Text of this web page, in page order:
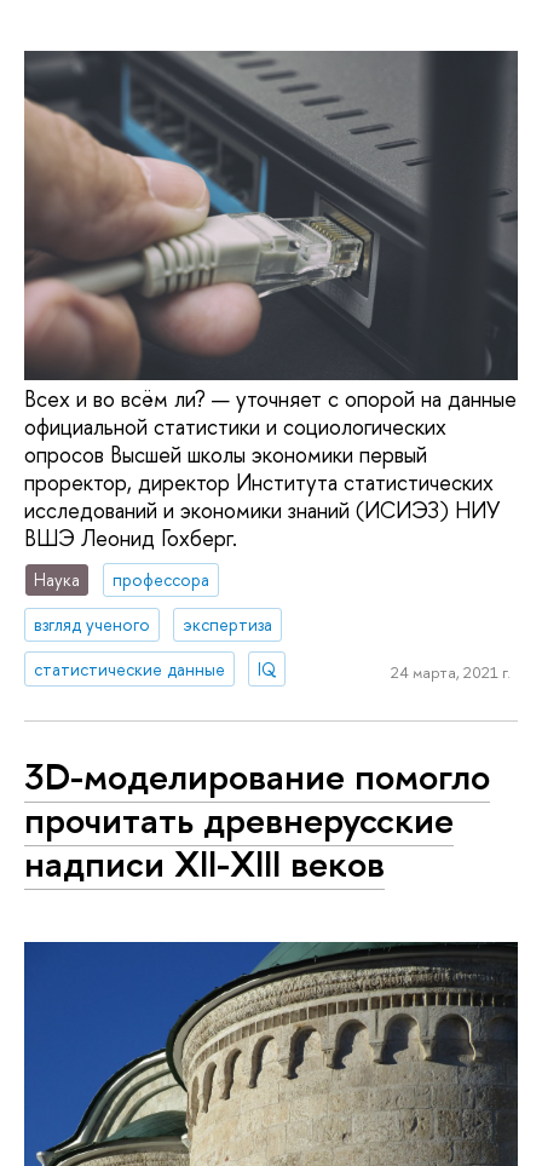
Всех и во всём ли? — уточняет с опорой на данные
официальной статистики и социологических
опросов Высшей школы экономики первый
проректор, директор Института статистических
исследований и экономики знаний (ИСИЭЗ) НИУ
ВШЭ Леонид Гохберг.
Наука
профессора
взгляд ученого
экспертиза
статистические данные
IQ 24 марта, 2021 г.
3D-моделирование помогло
прочитать древнерусские
надписи XII-XIII веков